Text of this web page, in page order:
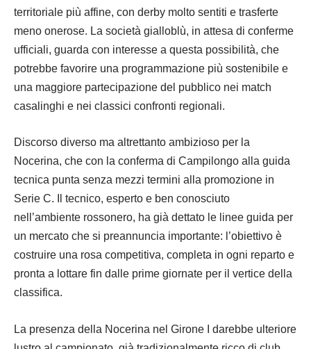
territoriale più affine, con derby molto sentiti e trasferte
meno onerose. La società gialloblù, in attesa di conferme
ufficiali, guarda con interesse a questa possibilità, che
potrebbe favorire una programmazione più sostenibile e
una maggiore partecipazione del pubblico nei match
casalinghi e nei classici confronti regionali.
Discorso diverso ma altrettanto ambizioso per la
Nocerina, che con la conferma di Campilongo alla guida
tecnica punta senza mezzi termini alla promozione in
Serie C. Il tecnico, esperto e ben conosciuto
nell’ambiente rossonero, ha già dettato le linee guida per
un mercato che si preannuncia importante: l’obiettivo è
costruire una rosa competitiva, completa in ogni reparto e
pronta a lottare fin dalle prime giornate per il vertice della
classifica.
La presenza della Nocerina nel Girone I darebbe ulteriore